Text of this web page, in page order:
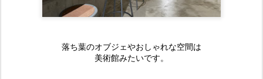
落ち葉のオブジェやおしゃれな空間は
美術館みたいです。